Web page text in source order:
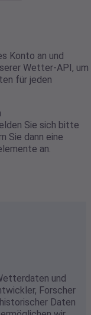
Konto an und
Wetter-API, um
für jeden
Sie sich bitte
Sie dann eine
an.
und
Forscher
Daten